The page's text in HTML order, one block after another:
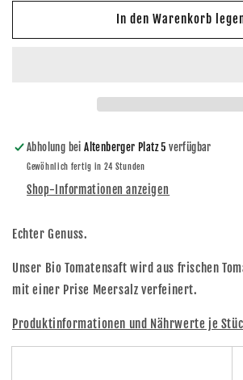
Lausitzer
für
Lausitzer
In den Warenkorb
Abholung beiAltenberger Platz 5 verfügbar
Gewöhnlich fertig in 24 Stunden
Shop-Informationen anzeigen
Echter Genuss.
Unser Bio Tomatensaft wird aus frischen
mit einer Prise Meersalz verfeinert.
Produktinformationen und Nährwerte je